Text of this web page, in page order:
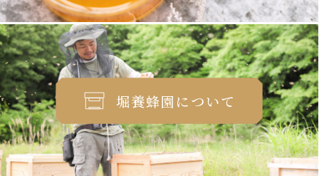
堀養蜂園について